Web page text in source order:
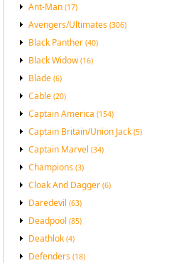
Ant-Man(17)
Avengers/Ultimates(306)
Black Panther(40)
Black Widow(16)
Blade(6)
Cable(20)
Captain America(154)
Captain Britain/Union Jack(5)
Captain Marvel(34)
Champions(3)
Cloak And Dagger(6)
Daredevil(63)
Deadpool(85)
Deathlok(4)
Defenders(18)